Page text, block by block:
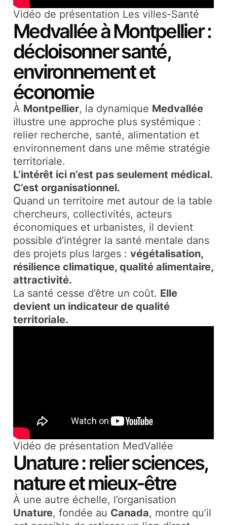
Vidéo de présentation Les villes-Santé
Medvallée à Montpellier :
décloisonner santé,
environnement et
économie
À Montpellier, la dynamique Medvallée
illustre une approche plus systémique :
relier recherche, santé, alimentation et
environnement dans une même stratégie
territoriale.
L’intérêt ici n’est pas seulement médical.
C’est organisationnel.
Quand un territoire met autour de la table
chercheurs, collectivités, acteurs
économiques et urbanistes, il devient
possible d’intégrer la santé mentale dans
des projets plus larges :végétalisation,
résilience climatique, qualité alimentaire,
attractivité.
La santé cesse d’être un coût. Elle
devient un indicateur de qualité
territoriale.
Vidéo de présentation MedVallée
Unature : relier sciences,
nature et mieux-être
À une autre échelle, l’organisation
Unature, fondée au Canada, montre qu’il